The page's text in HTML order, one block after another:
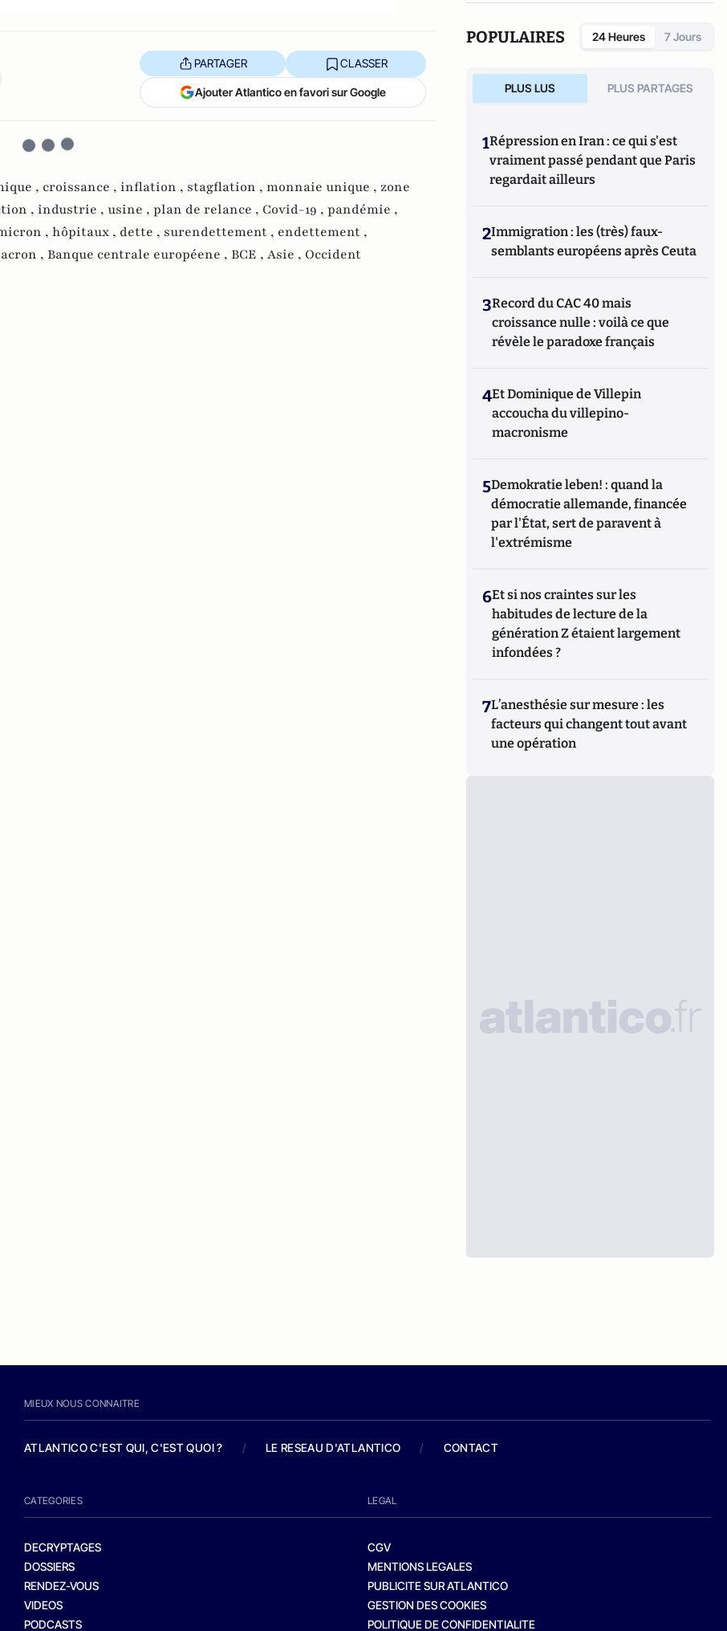
PARTAGER CLASSER
Ajouter Atlantico en favori sur Google
, croissance , inflation , stagflation , monnaie unique , zone
, industrie , usine , plan de relance , Covid-19 , pandémie ,
, hôpitaux , dette , surendettement , endettement ,
, Banque centrale européene , BCE , Asie , Occident
POPULAIRES 24 Heures 7 Jours
PLUS LUS PLUS PARTAGES
1Répression en Iran : ce qui s'est
vraiment passé pendant que Paris
regardait ailleurs
2Immigration : les (très) faux-
semblants européens après Ceuta
3Record du CAC 40 mais
croissance nulle : voilà ce que
révèle le paradoxe français
4Et Dominique de Villepin
accoucha du villepino-
macronisme
5Demokratie leben! : quand la
démocratie allemande, financée
par l'État, sert de paravent à
l'extrémisme
6Et si nos craintes sur les
habitudes de lecture de la
génération Z étaient largement
infondées ?
7L’anesthésie sur mesure : les
facteurs qui changent tout avant
une opération
MIEUX NOUS CONNAITRE
ATLANTICO C'EST QUI, C'EST QUOI ? / LE RESEAU D'ATLANTICO / CONTACT
CATEGORIES
DECRYPTAGES
DOSSIERS
RENDEZ-VOUS
VIDEOS
PODCASTS
LEGAL
CGV
MENTIONS LEGALES
PUBLICITE SUR ATLANTICO
GESTION DES COOKIES
POLITIQUE DE CONFIDENTIALITE